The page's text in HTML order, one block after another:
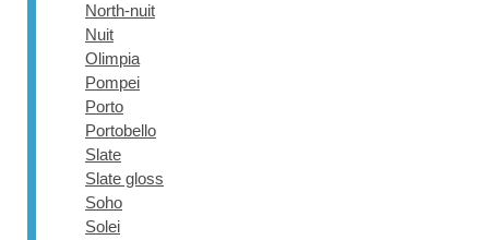
North-nuit
Nuit
Olimpia
Pompei
Porto
Portobello
Slate
Slate gloss
Soho
Solei